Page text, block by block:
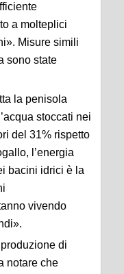
a molteplici
Misure simili
sono state
la penisola
stoccati nei
del 31% rispetto
l’energia
bacini idrici è la
vivendo
di
notare che